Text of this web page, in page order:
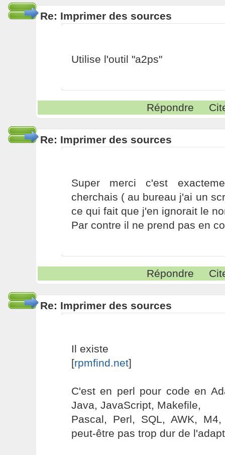
Re: Imprimer des sources
Utilise l'outil "a2ps"
Répondre
Re: Imprimer des sources
Super merci c'est
cherchais ( au bureau j'ai un
ce qui fait que j'en ignorait le
Par contre il ne prend pas en
Répondre
Re: Imprimer des sources
Il existe
[rpmfind.net]
C'est en perl pour code en
Java, JavaScript, Makefile,
Pascal, Perl, SQL, AWK,
peut-être pas trop dur de